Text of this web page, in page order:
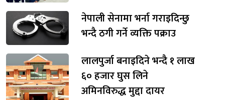
नेपाली सेनामा भर्ना गराइदिन्छु
भन्दै ठगी गर्ने व्यक्ति पक्राउ
लालपुर्जा बनाइदिने भन्दै १ लाख
६० हजार घुस लिने
अमिनविरुद्ध मुद्दा दायर